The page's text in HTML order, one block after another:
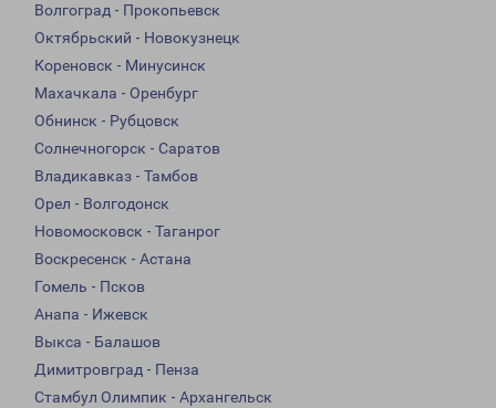
Волгоград - Прокопьевск
Октябрьский - Новокузнецк
Кореновск - Минусинск
Махачкала - Оренбург
Обнинск - Рубцовск
Солнечногорск - Саратов
Владикавказ - Тамбов
Орел - Волгодонск
Новомосковск - Таганрог
Воскресенск - Астана
Гомель - Псков
Анапа - Ижевск
Выкса - Балашов
Димитровград - Пенза
Стамбул Олимпик - Архангельск